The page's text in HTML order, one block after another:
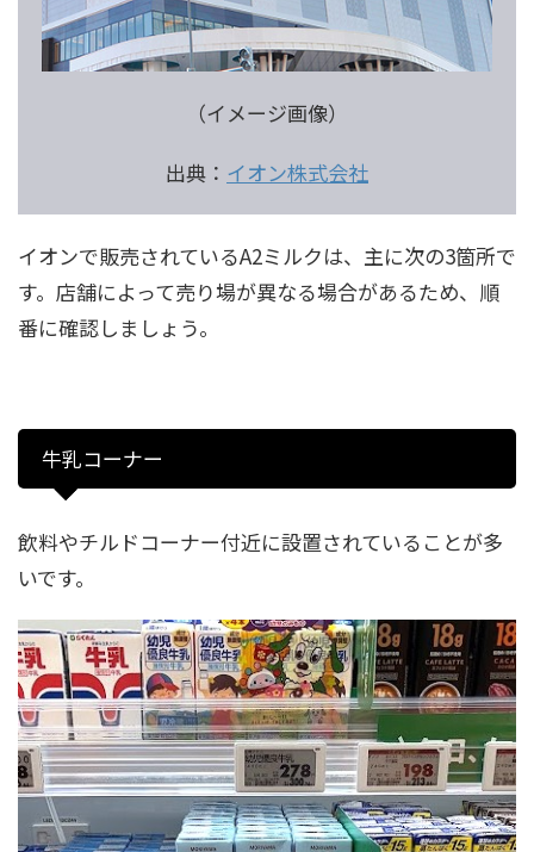
（イメージ画像）
出典： イオン株式会社
イオンで販売されているA2ミルクは、主に次の3箇所で
す。店舗によって売り場が異なる場合があるため、順
番に確認しましょう。
牛乳コーナー
飲料やチルドコーナー付近に設置されていることが多
いです。